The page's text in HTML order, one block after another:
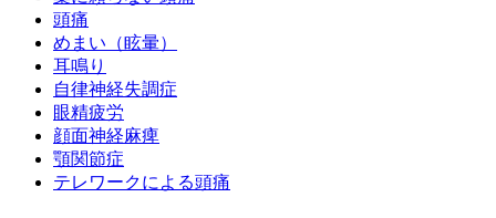
頭痛
めまい（眩暈）
耳鳴り
自律神経失調症
眼精疲労
顔面神経麻痺
顎関節症
テレワークによる頭痛